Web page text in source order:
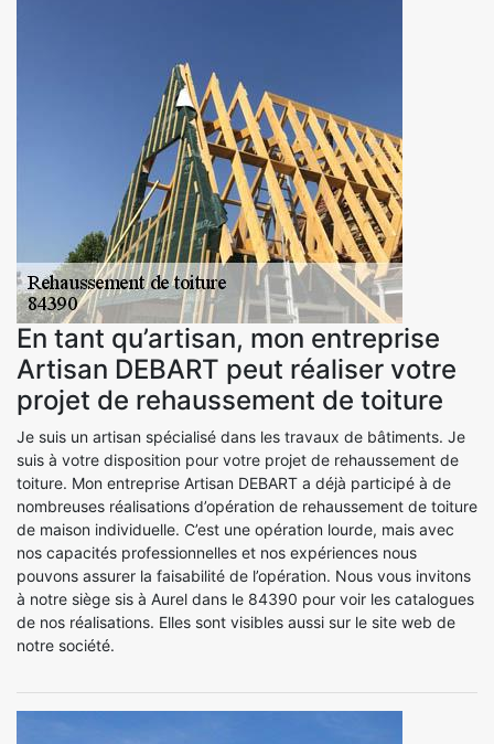
En tant qu’artisan, mon entreprise
Artisan DEBART peut réaliser votre
projet de rehaussement de toiture
Je suis un artisan spécialisé dans les travaux de bâtiments. Je
suis à votre disposition pour votre projet de rehaussement de
toiture. Mon entreprise Artisan DEBART a déjà participé à de
nombreuses réalisations d’opération de rehaussement de toiture
de maison individuelle. C’est une opération lourde, mais avec
nos capacités professionnelles et nos expériences nous
pouvons assurer la faisabilité de l’opération. Nous vous invitons
à notre siège sis à Aurel dans le 84390 pour voir les catalogues
de nos réalisations. Elles sont visibles aussi sur le site web de
notre société.